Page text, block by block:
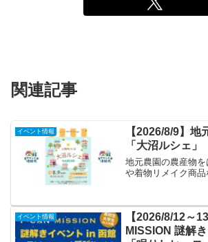
関連記事
イベント情報
【2026/8/9】地
「大沼ルシェ」
地元農園の農産物
や着物リメイク商品
イベント情報
【2026/8/12～
MISSION 謎解